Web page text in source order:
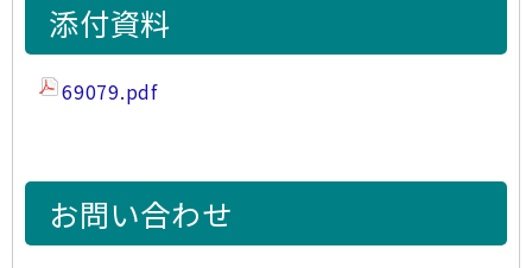
添付資料
69079.pdf
お問い合わせ